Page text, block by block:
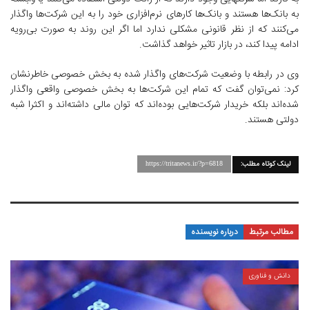
به بانک‌ها هستند و بانک‌ها کارهای نرم‌افزاری خود را به این شرکت‌ها واگذار
می‌کنند که از نظر قانونی مشکلی ندارد اما اگر این روند به صورت بی‌رویه
ادامه پیدا کند، در بازار تاثیر خواهد گذاشت.
وی در رابطه با وضعیت شرکت‌های واگذار شده به بخش خصوصی خاطرنشان
کرد: نمی‌توان گفت که تمام این شرکت‌ها به بخش خصوصی واقعی واگذار
شده‌اند بلکه خریدار شرکت‌هایی بوده‌اند که توان مالی داشته‌اند و اکثرا شبه
دولتی هستند.
لینک کوتاه مطلب: https://tritanews.ir/?p=6818
مطالب مرتبط درباره نویسنده
دانش و فناوری